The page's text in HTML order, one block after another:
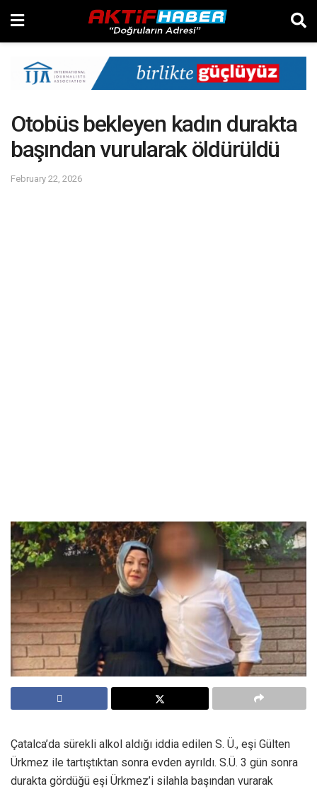
Otobüs bekleyen kadın durakta
başından vurularak öldürüldü
February 22, 2026
Çatalca’da sürekli alkol aldığı iddia edilen S. Ü., eşi Gülten
Ürkmez ile tartıştıktan sonra evden ayrıldı. S.Ü. 3 gün sonra
durakta gördüğü eşi Ürkmez’i silahla başından vurarak